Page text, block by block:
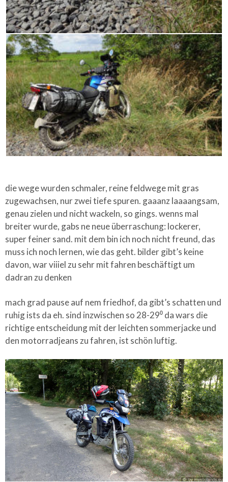
die wege wurden schmaler, reine feldwege mit gras
zugewachsen, nur zwei tiefe spuren. gaaanz laaaangsam,
genau zielen und nicht wackeln, so gings. wenns mal
breiter wurde, gabs ne neue überraschung: lockerer,
super feiner sand. mit dem bin ich noch nicht freund, das
muss ich noch lernen, wie das geht. bilder gibt’s keine
davon, war viiiel zu sehr mit fahren beschäftigt um
dadran zu denken
mach grad pause auf nem friedhof, da gibt’s schatten und
ruhig ists da eh. sind inzwischen so 28-29⁰da wars die
richtige entscheidung mit der leichten sommerjacke und
den motorradjeans zu fahren, ist schön luftig.